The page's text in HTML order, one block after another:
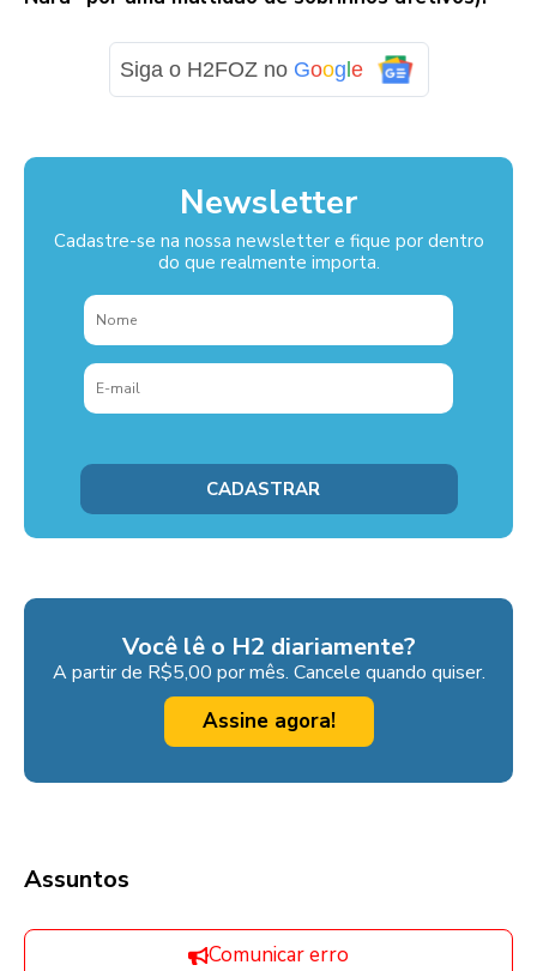
Siga o H2FOZ no Google
Newsletter
Cadastre-se na nossa newsletter e fique por dentro
do que realmente importa.
Você lê o H2 diariamente?
A partir de R$5,00 por mês. Cancele quando quiser.
Assine agora!
Assuntos
Comunicar erro